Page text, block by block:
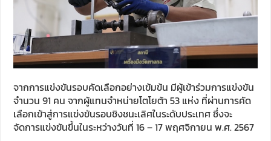
จากการแข่งขันรอบคัดเลือกอย่างเข้มข้น มีผู้เข้าร่วมการแข่งขัน
จำนวน 91 คน จากผู้แทนจำหน่ายโตโยต้า 53 แห่ง ที่ผ่านการคัด
เลือกเข้าสู่การแข่งขันรอบชิงชนะเลิศในระดับประเทศ ซึ่งจะ
จัดการแข่งขันขึ้นในระหว่างวันที่ 16 – 17 พฤศจิกายน พ.ศ. 2567